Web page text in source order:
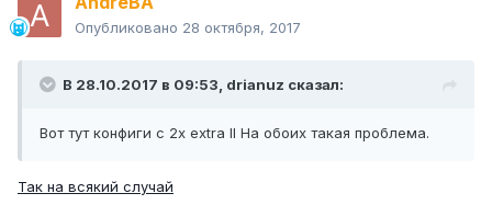
Опубликовано 28 октября, 2017
В 28.10.2017 в 09:53, drianuz сказал:
Вот тут конфиги с 2х extra II На обоих такая проблема.
Так на всякий случай